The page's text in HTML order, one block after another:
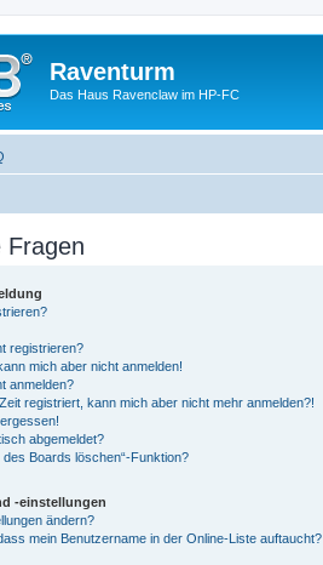
Raventurm
Das Haus Ravenclaw im HP-FC
Fragen
registrieren?
mich aber nicht anmelden!
anmelden?
registriert, kann mich aber nicht mehr anmelden?!
abgemeldet?
Boards löschen“-Funktion?
-einstellungen
ändern?
mein Benutzername in der Online-Liste auftaucht?